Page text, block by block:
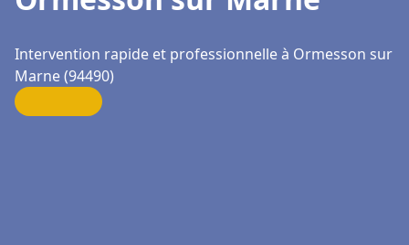
Intervention rapide et professionnelle à Ormesson sur
Marne (94490)